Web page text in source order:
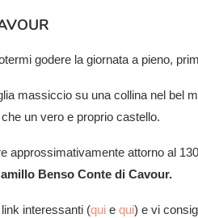
godere la giornata a pieno,
massiccio su una collina nel bel
un vero e proprio castello.
approssimativamente attorno al
Benso Conte di Cavour.
interessanti (qui e qui) e vi